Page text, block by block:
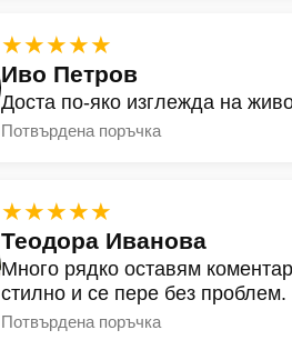
★★★★★
Иво Петров
Доста по-яко изглежда на
Потвърдена поръчка
★★★★★
Теодора Иванова
Много рядко оставям
стилно и се пере без проблем.
Потвърдена поръчка